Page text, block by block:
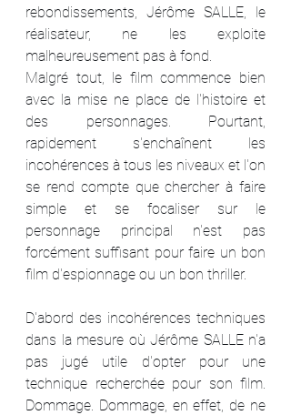
rebondissements, Jérôme SALLE, le
réalisateur, ne les exploite
malheureusement pas à fond.
Malgré tout, le film commence bien
avec la mise ne place de l'histoire et
des personnages. Pourtant,
rapidement s'enchaînent les
incohérences à tous les niveaux et l'on
se rend compte que chercher à faire
simple et se focaliser sur le
personnage principal n'est pas
forcément suffisant pour faire un bon
film d'espionnage ou un bon thriller.
D'abord des incohérences techniques
dans la mesure où Jérôme SALLE n'a
pas jugé utile d'opter pour une
technique recherchée pour son film.
Dommage. Dommage, en effet, de ne